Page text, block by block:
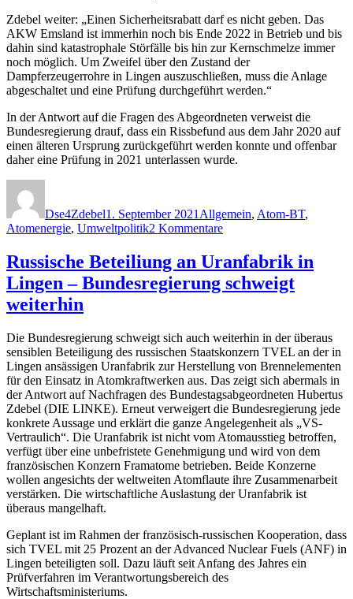
Zdebel weiter: „Einen Sicherheitsrabatt darf es nicht geben. Das
AKW Emsland ist immerhin noch bis Ende 2022 in Betrieb und bis
dahin sind katastrophale Störfälle bis hin zur Kernschmelze immer
noch möglich. Um Zweifel über den Zustand der
Dampferzeugerrohre in Lingen auszuschließen, muss die Anlage
abgeschaltet und eine Prüfung durchgeführt werden.“
In der Antwort auf die Fragen des Abgeordneten verweist die
Bundesregierung drauf, dass ein Rissbefund aus dem Jahr 2020 auf
einen älteren Ursprung zurückgeführt werden konnte und offenbar
daher eine Prüfung in 2021 unterlassen wurde.
Dse4Zdebel1. September 2021 Allgemein, Atom-BT,
Atomenergie, Umweltpolitik2 Kommentarezu
Rohre
im
AKW
für
Alt-
Reaktoren
Russische Beteiliung an Uranfabrik in
Lingen – Bundesregierung schweigt
weiterhin
Die Bundesregierung schweigt sich auch weiterhin in der überaus
sensiblen Beteiligung des russischen Staatskonzern TVEL an der in
Lingen ansässigen Uranfabrik zur Herstellung von Brennelementen
für den Einsatz in Atomkraftwerken aus. Das zeigt sich abermals in
der Antwort auf Nachfragen des Bundestagsabgeordneten Hubertus
Zdebel (DIE LINKE). Erneut verweigert die Bundesregierung jede
konkrete Aussage und erklärt die ganze Angelegenheit als „VS-
Vertraulich“. Die Uranfabrik ist nicht vom Atomausstieg betroffen,
verfügt über eine unbefristete Genehmigung und wird von dem
französischen Konzern Framatome betrieben. Beide Konzerne
wollen angesichts der weltweiten Atomflaute ihre Zusammenarbeit
verstärken. Die wirtschaftliche Auslastung der Uranfabrik ist
überaus mangelhaft.
Geplant ist im Rahmen der französisch-russischen Kooperation, dass
sich TVEL mit 25 Prozent an der Advanced Nuclear Fuels (ANF) in
Lingen beteiligten soll. Dazu läuft seit Anfang des Jahres ein
Prüfverfahren im Verantwortungsbereich des
Wirtschaftsministeriums.